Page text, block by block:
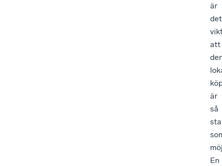
är
det
att
är
så
En